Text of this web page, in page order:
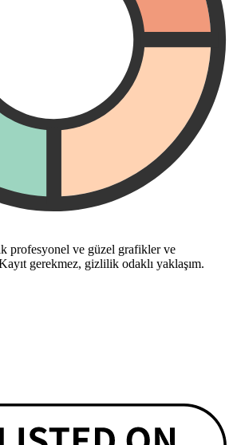
profesyonel ve güzel grafikler ve
gerekmez, gizlilik odaklı yaklaşım.